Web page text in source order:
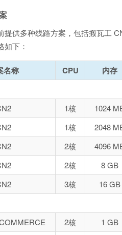
提供多种线路方案，包括搬瓦工
如下：
名称 CPU 内存
1核 1024
1核 2048
2核 4096
2核 8 GB
3核 16 GB
2核 1 GB